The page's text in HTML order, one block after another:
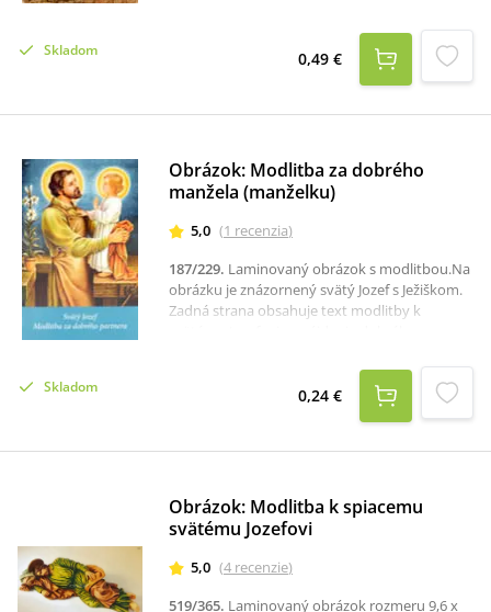
Skladom 0,49 €
Obrázok: Modlitba za dobrého
manžela (manželku)
5,0 (1 recenzia)
187/229. Laminovaný obrázok s modlitbou.Na
obrázku je znázornený svätý Jozef s Ježiškom.
Zadná strana obsahuje text modlitby k
Skladom 0,24 €
Obrázok: Modlitba k spiacemu
svätému Jozefovi
5,0 (4 recenzie)
519/365. Laminovaný obrázok rozmeru 9,6 x